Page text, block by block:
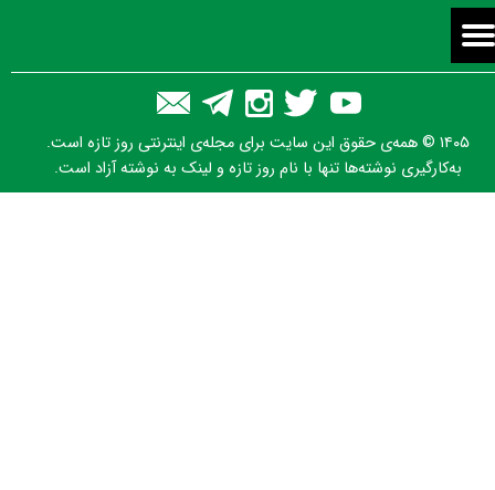
۱۴۰۵ © همه‌ی حقوق این سایت برای مجله‌ی اینترنتی روز تازه است.
به‌کارگیری نوشته‌ها تنها با نام روز تازه و لینک به نوشته آزاد است.